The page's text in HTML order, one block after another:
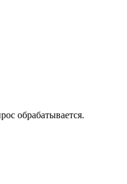
обрабатывается.